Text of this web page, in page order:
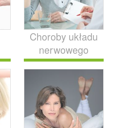
Choroby układu
nerwowego